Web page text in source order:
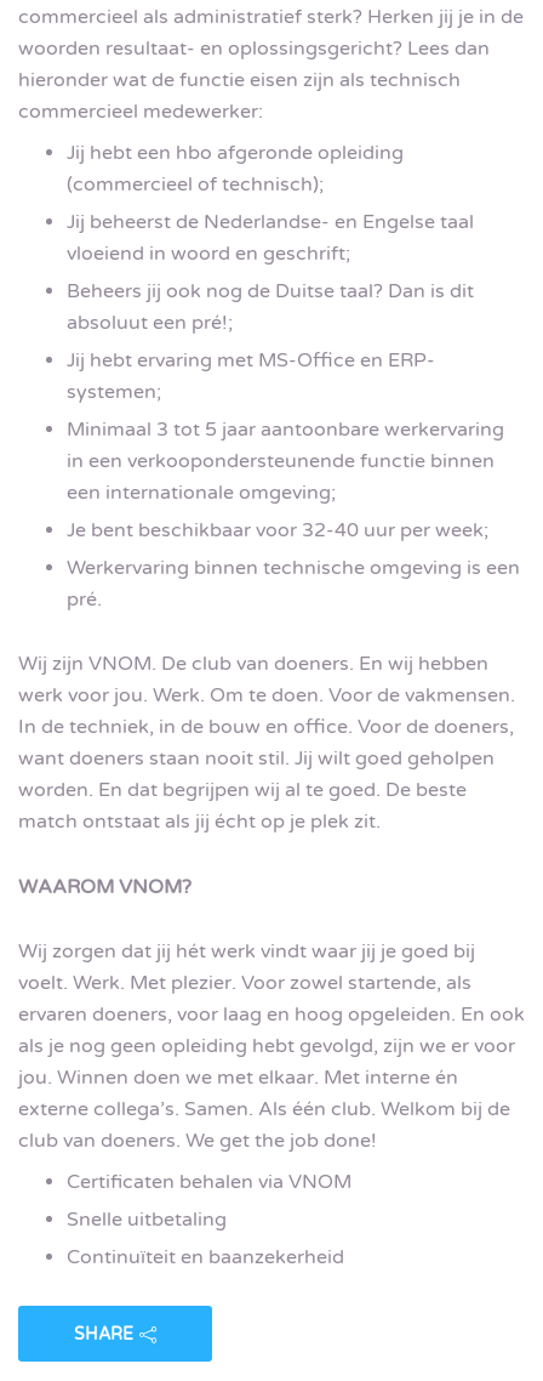
commercieel als administratief sterk? Herken jij je in de
woorden resultaat- en oplossingsgericht? Lees dan
hieronder wat de functie eisen zijn als technisch
commercieel medewerker:
Jij hebt een hbo afgeronde opleiding
(commercieel of technisch);
Jij beheerst de Nederlandse- en Engelse taal
vloeiend in woord en geschrift;
Beheers jij ook nog de Duitse taal? Dan is dit
absoluut een pré!;
Jij hebt ervaring met MS-Office en ERP-
systemen;
Minimaal 3 tot 5 jaar aantoonbare werkervaring
in een verkoopondersteunende functie binnen
een internationale omgeving;
Je bent beschikbaar voor 32-40 uur per week;
Werkervaring binnen technische omgeving is een
pré.
Wij zijn VNOM. De club van doeners. En wij hebben
werk voor jou. Werk. Om te doen. Voor de vakmensen.
In de techniek, in de bouw en office. Voor de doeners,
want doeners staan nooit stil. Jij wilt goed geholpen
worden. En dat begrijpen wij al te goed. De beste
match ontstaat als jij écht op je plek zit.
WAAROM VNOM?
Wij zorgen dat jij hét werk vindt waar jij je goed bij
voelt. Werk. Met plezier. Voor zowel startende, als
ervaren doeners, voor laag en hoog opgeleiden. En ook
als je nog geen opleiding hebt gevolgd, zijn we er voor
jou. Winnen doen we met elkaar. Met interne én
externe collega’s. Samen. Als één club. Welkom bij de
club van doeners. We get the job done!
Certificaten behalen via VNOM
Snelle uitbetaling
Continuïteit en baanzekerheid
SHARE